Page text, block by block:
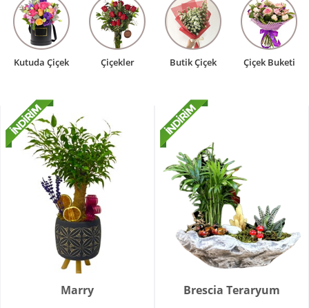
Kutuda Çiçek Çiçekler Butik Çiçek Çiçek Buketi
Marry Brescia Teraryum